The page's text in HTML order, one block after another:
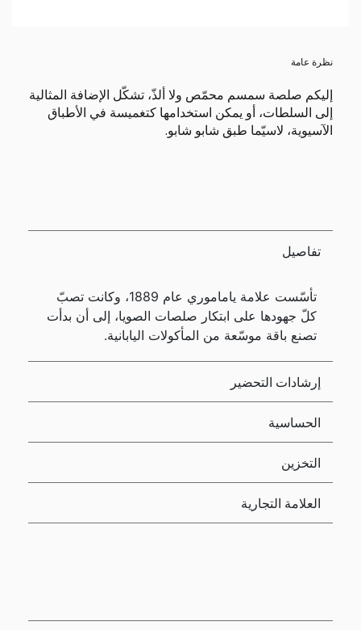
نظرة عامة
إليكم صلصة سمسم محمّص ولا ألذّ، تشكّل الإضافة المثالية
إلى السلطات، أو يمكن استخدامها كتغميسة في الأطباق
الآسيوية، لاسيّما طبق شابو شابو.
تفاصيل
تأسّست علامة ياماموري عام 1889، وكانت تصبّ
كلّ جهودها على ابتكار صلصات الصويا، إلى أن بدأت
تصنع باقة موسّعة من المأكولات اليابانية.
إرشادات التحضير
الحساسية
التخزين
العلامة التجارية